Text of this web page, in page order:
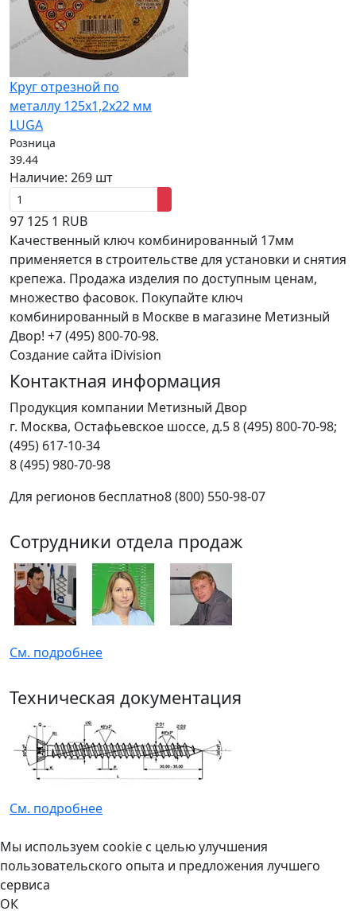
Круг отрезной по
металлу 125х1,2х22 мм
LUGA
Розница
39.44
Наличие: 269 шт
97 125 1 RUB
Качественный ключ комбинированный 17мм
применяется в строительстве для установки и снятия
крепежа. Продажа изделия по доступным ценам,
множество фасовок. Покупайте ключ
комбинированный в Москве в магазине Метизный
Двор! +7 (495) 800-70-98.
Создание сайта iDivision
Контактная информация
Продукция компании Метизный Двор
г. Москва, Остафьевское шоссе, д.58 (495) 800-70-98;
(495) 617-10-34
8 (495) 980-70-98
Для регионов бесплатно8 (800) 550-98-07
Сотрудники отдела продаж
См. подробнее
Техническая документация
См. подробнее
Мы используем cookie с целью улучшения
пользовательского опыта и предложения лучшего
сервиса
ОК